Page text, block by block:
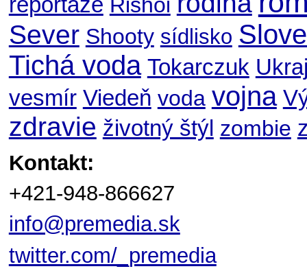
Sever Shooty sídlisko
Tichá voda Tokarczuk
vesmír Viedeň voda vojna
zdravie životný štýl zombie
Kontakt:
+421-948-866627
info@premedia.sk
twitter.com/_premedia